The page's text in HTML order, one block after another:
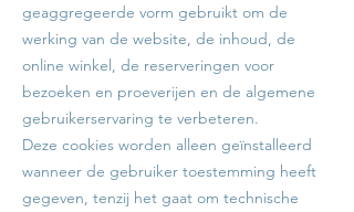
geaggregeerde vorm gebruikt om de
werking van de website, de inhoud, de
online winkel, de reserveringen voor
bezoeken en proeverijen en de algemene
gebruikerservaring te verbeteren.
Deze cookies worden alleen geïnstalleerd
wanneer de gebruiker toestemming heeft
gegeven, tenzij het gaat om technische